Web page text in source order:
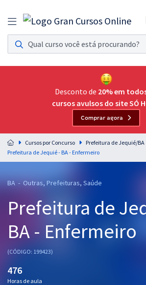
Assinatura Ilimitada 11
Acesso a todos os cursos. Teste grátis por 7 dias!
Assinatura OAB Até Passar
Acesso ilimitado a toda preparação para o Exame da
Residências Multiprofissionais
Preparação completa e intensiva para as principais
residências em saúde do Brasil
Cursos 20% OFF
Pós
Graduação
OAB
Desconto de 20% em
cursos avulsos do site SÓ
Comprar agora
Cursos por Concurso
Prefeitura de Jequié/BA
Prefeitura de Jequié - BA - Enfermeiro
BA - Outras, Prefeituras, Saúde
Prefeitura de
BA - Enfermeiro
(CÓDIGO: 199423)
476
Horas de aula